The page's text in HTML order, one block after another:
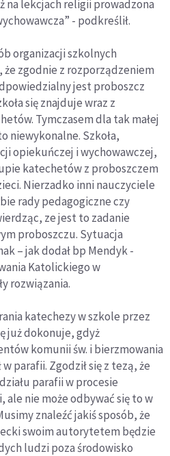
na lekcjach religii prowadzona
- podkreślił.
organizacji szkolnych
że zgodnie z rozporządzeniem
jest proboszcz
się znajduje wraz z
Tymczasem dla tak małej
niewykonalne. Szkoła,
opiekuńczej i wychowawczej,
katechetów z proboszczem
Nierzadko inni nauczyciele
rady pedagogiczne czy
ze jest to zadanie
proboszczu. Sytuacja
– jak dodał bp Mendyk -
Katolickiego w
rozwiązania.
katechezy w szkole przez
już dokonuje, gdyż
komunii św. i bierzmowania
w parafii. Zgodził się z tezą, że
parafii w procesie
ale nie może odbywać się to w
znaleźć jakiś sposób, że
swoim autorytetem będzie
ludzi poza środowisko